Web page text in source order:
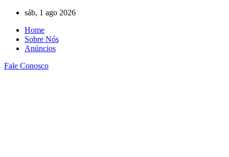
conteúdo
sáb, 1 ago 2026
Home
Sobre Nós
Anúncios
Fale Conosco